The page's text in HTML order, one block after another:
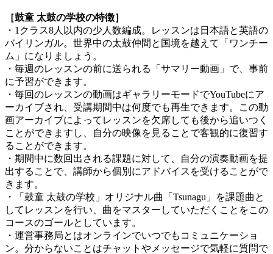
［鼓童 太鼓の学校の特徴］
・1クラス8人以内の少人数編成。レッスンは日本語と英語の
バイリンガル。世界中の太鼓仲間と国境を越えて「ワンチー
ム」になりましょう。
・毎週のレッスンの前に送られる「サマリー動画」で、事前
に予習ができます。
・毎回のレッスンの動画はギャラリーモードでYouTubeにア
ーカイブされ、受講期間中は何度でも再生できます。この動
画アーカイブによってレッスンを欠席しても後から追いつく
ことができますし、自分の映像を見ることで客観的に復習す
ることができます。
・期間中に数回出される課題に対して、自分の演奏動画を提
出することで、講師から個別にアドバイスを受けることがで
きます。
・「鼓童 太鼓の学校」オリジナル曲「Tsunagu」を課題曲と
してレッスンを行い、曲をマスターしていただくことをこの
コースのゴールとしています。
・運営事務局とはオンラインでいつでもコミュニケーショ
ン。分からないことはチャットやメッセージで気軽に質問で